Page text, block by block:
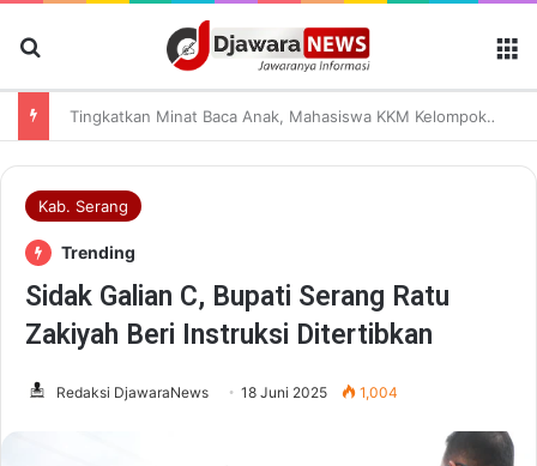
Tingkatkan Minat Baca Anak, Mahasiswa KKM Kelompok 38 UNIBA Resmi Hadirkan “Pojok Baca” di Desa Mekarbaru
Kab. Serang
Trending
Sidak Galian C, Bupati Serang Ratu
Zakiyah Beri Instruksi Ditertibkan
Redaksi DjawaraNews 18 Juni 2025 1,004